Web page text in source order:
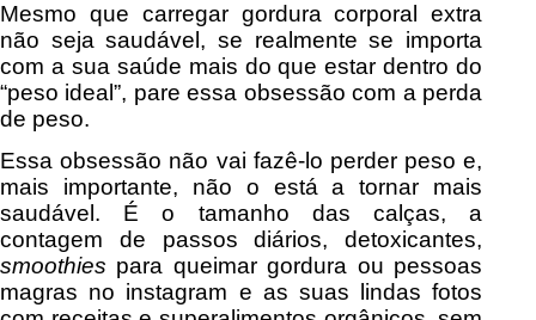
Mesmo que carregar gordura corporal extra
não seja saudável, se realmente se importa
com a sua saúde mais do que estar dentro do
“peso ideal”, pare essa obsessão com a perda
de peso.
Essa obsessão não vai fazê-lo perder peso e,
mais importante, não o está a tornar mais
saudável. É o tamanho das calças, a
contagem de passos diários, detoxicantes,
smoothies para queimar gordura ou pessoas
magras no instagram e as suas lindas fotos